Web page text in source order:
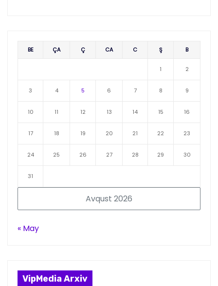
Avqust 2026
BE ÇA Ç CA C Ş B
1 2
3 4 5 6 7 8 9
10 11 12 13 14 15 16
17 18 19 20 21 22 23
24 25 26 27 28 29 30
31
« May
VipMedia Arxiv